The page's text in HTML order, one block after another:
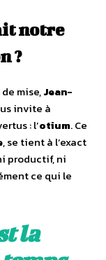
notre
?
mise,Jean-
invite à
: l’otium. Ce
, se tient à l’exact
productif, ni
ce qui le
la